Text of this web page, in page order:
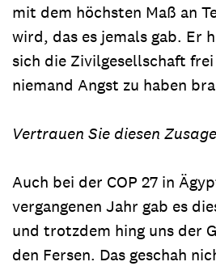
mit dem höchsten Maß an
wird, das es jemals gab. Er
sich die Zivilgesellschaft
niemand Angst zu haben
Vertrauen Sie diesen
Auch bei der COP 27 in
vergangenen Jahr gab es
und trotzdem hing uns der
den Fersen. Das geschah